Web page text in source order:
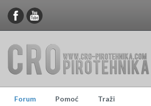
Forum Pomoć Traži